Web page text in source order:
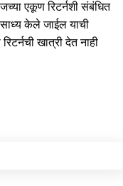
एकूण रिटर्नशी संबंधित
केले जाईल याची
खात्री देत नाही